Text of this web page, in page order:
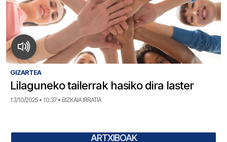
GIZARTEA
Lilaguneko tailerrak hasiko dira laster
13/10/2025 • 10:37 • BIZKAIA IRRATIA
ARTXIBOAK